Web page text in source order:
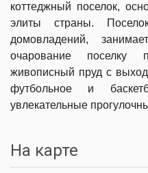
коттеджный поселок,
элиты страны.
домовладений,
очарование поселку
живописный пруд с
футбольное и
увлекательные
На карте